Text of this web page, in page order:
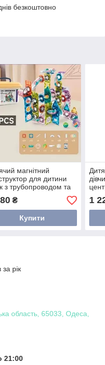
безкоштовно
магнітний
для дитини
з трубопроводом та
172 деталі
₴
Купити
1
рік
область, 65033, Одеса,
21:00